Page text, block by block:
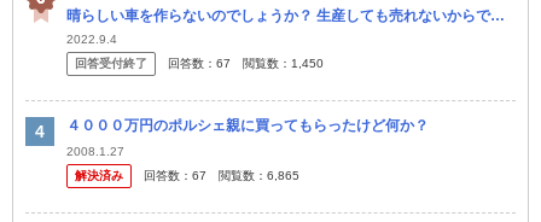
晴らしい車を作らないのでしょうか？ 生産しても売れないからでし
ょうか？ 私自身大変お恥ずかしながらポルシェには乗ったことない
ですが、...
2022.9.4
回答受付終了
回答数： 67 閲覧数： 1,450
４０００万円のポルシェ親に買ってもらったけど何か？
2008.1.27
解決済み
回答数： 67 閲覧数： 6,865